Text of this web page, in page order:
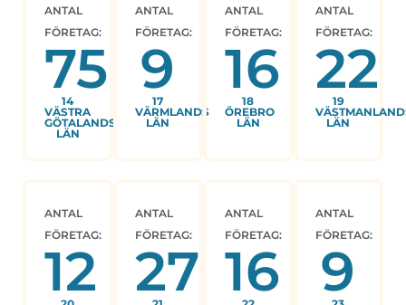
ANTAL
FÖRETAG:
75
14
VÄSTRA
GÖTALANDS
LÄN
ANTAL
FÖRETAG:
9
17
VÄRMLANDS
LÄN
ANTAL
FÖRETAG:
16
18
ÖREBRO
LÄN
ANTAL
FÖRETAG:
22
19
LÄN
ANTAL
FÖRETAG:
12
ANTAL
FÖRETAG:
27
ANTAL
FÖRETAG:
16
ANTAL
FÖRETAG:
9